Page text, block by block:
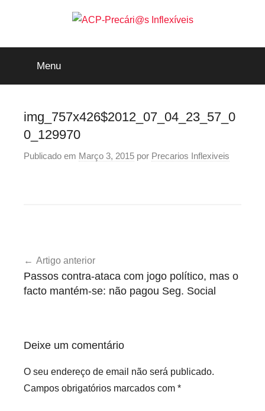
ACP-
Precári@s
Inflexíveis
Menu
img_757x426$2012_07_04_23_57_0
0_129970
Publicado em Março 3, 2015 por Precarios Inflexiveis
de
artigos
Artigo anterior
Passos contra-ataca com jogo político, mas o
facto mantém-se: não pagou Seg. Social
Deixe um comentário
O seu endereço de email não será publicado.
Campos obrigatórios marcados com *